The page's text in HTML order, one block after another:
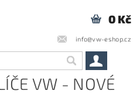
info@vw-eshop.cz
0 Kč
VW - NOVÉ